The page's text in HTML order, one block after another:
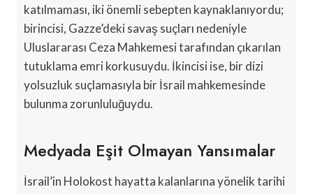
katılmaması, iki önemli sebepten kaynaklanıyordu;
birincisi, Gazze’deki savaş suçları nedeniyle
Uluslararası Ceza Mahkemesi tarafından çıkarılan
tutuklama emri korkusuydu. İkincisi ise, bir dizi
yolsuzluk suçlamasıyla bir İsrail mahkemesinde
bulunma zorunluluğuydu.
Medyada Eşit Olmayan Yansımalar
İsrail’in Holokost hayatta kalanlarına yönelik tarihi